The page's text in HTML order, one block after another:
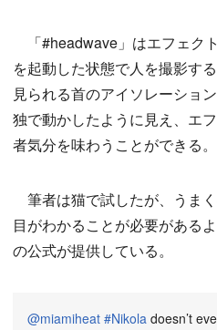
「#headwave」はエフェク
を起動した状態で人を撮影す
見られる首のアイソレーショ
独で動かしたように見え、エ
者気分を味わうことができる。
筆者は猫で試したが、うま
目がわかることが必要がある
の公式が提供している。
@miamiheat #Nikola doesn’t